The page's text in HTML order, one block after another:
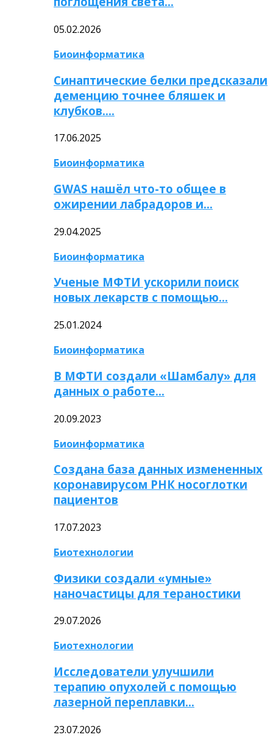
05.02.2026
Биоинформатика
Синаптические белки предсказали
деменцию точнее бляшек и
клубков….
17.06.2025
Биоинформатика
GWAS нашёл что-то общее в
ожирении лабрадоров и…
29.04.2025
Биоинформатика
Ученые МФТИ ускорили поиск
новых лекарств с помощью…
25.01.2024
Биоинформатика
В МФТИ создали «Шамбалу» для
данных о работе…
20.09.2023
Биоинформатика
Создана база данных измененных
коронавирусом РНК носоглотки
пациентов
17.07.2023
Биотехнологии
Физики создали «умные»
наночастицы для тераностики
29.07.2026
Биотехнологии
Исследователи улучшили
терапию опухолей с помощью
лазерной переплавки…
23.07.2026